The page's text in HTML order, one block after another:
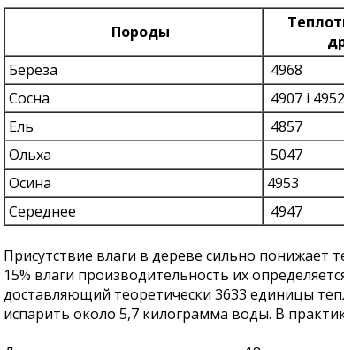
Породы
Береза
4968
Сосна
4907 і 4952
Ель
4857
Ольха
5047
Осина
4953
Середнее
4947
Присутствие влаги в дереве сильно понижает
15% влаги производительность их
доставляющий теоретически 3633 единицы
испарить около 5,7 килограмма воды. В